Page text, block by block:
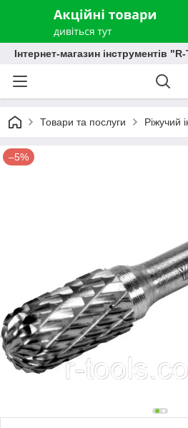
Інтернет-магазин інструментів
Товари та послуги Ріжучий
–5%